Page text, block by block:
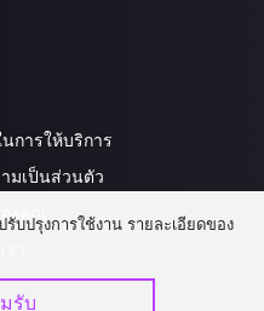
การให้บริการ
มเป็นส่วนตัว
งคุณ
บปรุงการใช้งาน รายละเอียดของ
รับ